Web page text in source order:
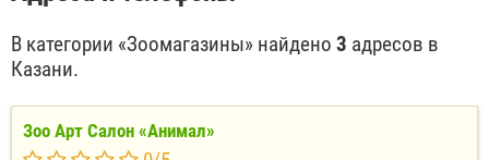
В категории «Зоомагазины» найдено 3 адресов в
Казани.
Зоо Арт Салон «Анимал»